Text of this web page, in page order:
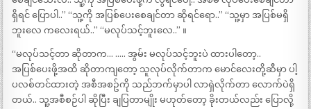
ရှိရင် ပြောပါ..” “သူ့ကို အပြစ်ပေးစေချင်တာ ဆိုရင်ရော..” “သူ့မှာ အပြစ်မရှိ
ဘူးလေ ကလေးရယ်..” “မလုပ်သင့်ဘူးလေ..” ။
“မလုပ်သင့်တာ ဆိုတာက… ….. အွမ်း မလုပ်သင့်ဘူးပဲ ထားပါတော့..
အပြစ်ပေးဖို့အထိ ဆိုတာကျတော့ သူလုပ်လိုက်တာက မောင်လေးတို့ဆီမှာ ပါ့
ပလစ်တင်ထားတဲ့ အစီအစဥ်ကို သည်ဘက်မှာပါ လာရှဲလိုက်တာ လောက်ပဲရှိ
တယ်.. သူ့အစီစဉ်ပါ ဆိုပြီး ချပြတာမျိုး မဟုတ်တော့ ခိုးတယ်လည်း ပြောလို့